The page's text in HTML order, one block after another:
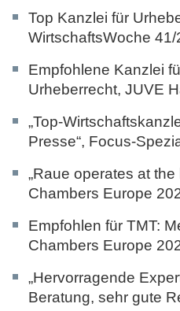
Top Kanzlei für
WirtschaftsWoche 41/
Empfohlene Kanzlei
Urheberrecht, JUVE
„Top-
Presse“, Focus-
„Raue operates at
Chambers Europe
Empfohlen für TMT:
Chambers Europe
„Hervorragende
Beratung, sehr gute